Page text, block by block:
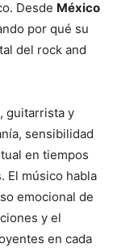
Desde México
por qué su
del rock and
, guitarrista y
sensibilidad
en tiempos
El músico habla
emocional de
y el
en cada